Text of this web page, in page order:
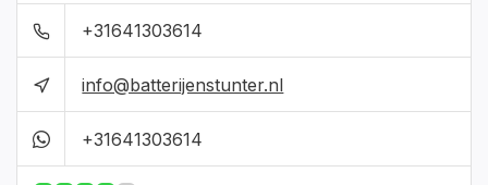
+31641303614
info@batterijenstunter.nl
+31641303614